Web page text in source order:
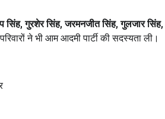
सिंह,गुरशेर सिंह,जरमनजीत सिंह,गुलजार सिंह,
ने भी आम आदमी पार्टी की सदस्यता ली।